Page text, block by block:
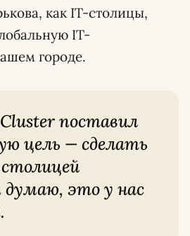
как IT-столицы,
IT-
городе.
цель — сделать
это у нас